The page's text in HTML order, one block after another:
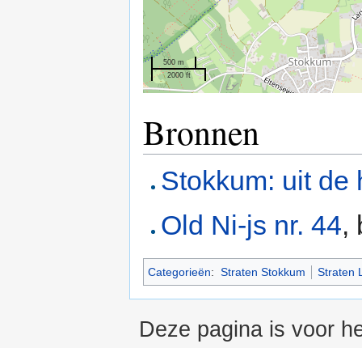
500 m
2000 ft
Bronnen
Stokkum: uit de
Old Ni-js nr. 44,
Categorieën: Straten Stokkum Straten
Deze pagina is voor